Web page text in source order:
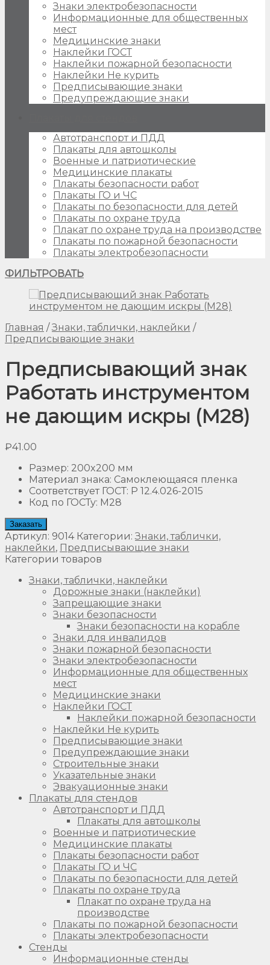
Знаки электробезопасности
Информационные для общественных
мест
Медицинские знаки
Наклейки ГОСТ
Наклейки пожарной безопасности
Наклейки Не курить
Предписывающие знаки
Предупреждающие знаки
Автотранспорт и ПДД
Плакаты для автошколы
Военные и патриотические
Медицинские плакаты
Плакаты безопасности работ
Плакаты ГО и ЧС
Плакаты по безопасности для детей
Плакаты по охране труда
Плакат по охране труда на производстве
Плакаты по пожарной безопасности
Плакаты электробезопасности
ФИЛЬТРОВАТЬ
Главная / Знаки, таблички, наклейки /
Предписывающие знаки
Предписывающий знак
Работать инструментом
не дающим искры (М28)
₽41.00
Размер: 200x200 мм
Материал знака: Самоклеющаяся пленка
Соответствует ГОСТ: Р 12.4.026-2015
Код по ГОСТу: M28
Заказать
Артикул: 9014 Категории:Знаки, таблички,
наклейки, Предписывающие знаки
Категории товаров
Знаки, таблички, наклейки
Дорожные знаки (наклейки)
Запрещающие знаки
Знаки безопасности
Знаки безопасности на корабле
Знаки для инвалидов
Знаки пожарной безопасности
Знаки электробезопасности
Информационные для общественных
мест
Медицинские знаки
Наклейки ГОСТ
Наклейки пожарной безопасности
Наклейки Не курить
Предписывающие знаки
Предупреждающие знаки
Строительные знаки
Указательные знаки
Эвакуационные знаки
Плакаты для стендов
Автотранспорт и ПДД
Плакаты для автошколы
Военные и патриотические
Медицинские плакаты
Плакаты безопасности работ
Плакаты ГО и ЧС
Плакаты по безопасности для детей
Плакаты по охране труда
Плакат по охране труда на
производстве
Плакаты по пожарной безопасности
Плакаты электробезопасности
Стенды
Информационные стенды